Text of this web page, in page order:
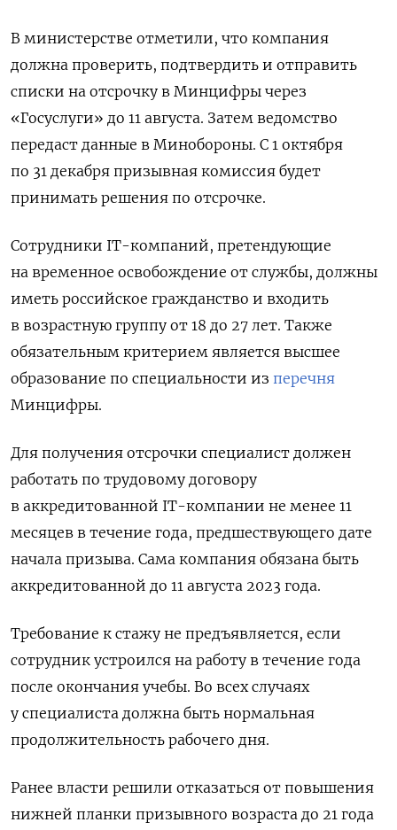
В министерстве отметили, что компания
должна проверить, подтвердить и отправить
списки на отсрочку в Минцифры через
«Госуслуги» до 11 августа. Затем ведомство
передаст данные в Минобороны. С 1 октября
по 31 декабря призывная комиссия будет
принимать решения по отсрочке.
Сотрудники IT-компаний, претендующие
на временное освобождение от службы, должны
иметь российское гражданство и входить
в возрастную группу от 18 до 27 лет. Также
обязательным критерием является высшее
образование по специальности из перечня
Минцифры.
Для получения отсрочки специалист должен
работать по трудовому договору
в аккредитованной IT-компании не менее 11
месяцев в течение года, предшествующего дате
начала призыва. Сама компания обязана быть
аккредитованной до 11 августа 2023 года.
Требование к стажу не предъявляется, если
сотрудник устроился на работу в течение года
после окончания учебы. Во всех случаях
у специалиста должна быть нормальная
продолжительность рабочего дня.
Ранее власти решили отказаться от повышения
нижней планки призывного возраста до 21 года